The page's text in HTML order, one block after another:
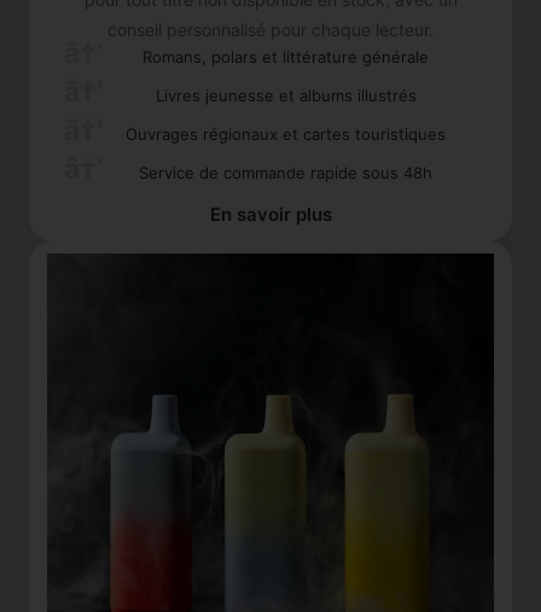
conseil personnalisé pour chaque lecteur.
Romans, polars et littérature générale
Livres jeunesse et albums illustrés
Ouvrages régionaux et cartes touristiques
Service de commande rapide sous 48h
En savoir plus